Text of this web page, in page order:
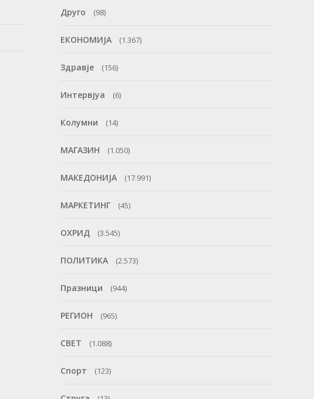
Друго (98)
ЕКОНОМИЈА (1.367)
Здравје (156)
Интервјуа (6)
Колумни (14)
МАГАЗИН (1.050)
МАКЕДОНИЈА (17.991)
МАРКЕТИНГ (45)
ОХРИД (3.545)
ПОЛИТИКА (2.573)
Празници (944)
РЕГИОН (965)
СВЕТ (1.088)
Спорт (123)